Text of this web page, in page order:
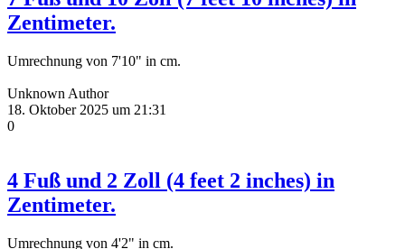
Zentimeter.
Umrechnung von 7'10" in cm.
Unknown Author
18. Oktober 2025 um 21:31
0
4 Fuß und 2 Zoll (4 feet 2 inches) in
Zentimeter.
Umrechnung von 4'2" in cm.